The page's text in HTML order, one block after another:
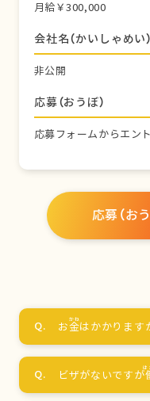
月給￥300,000
会社名（かいしゃめい）
非公開
応募（おうぼ）
応募フォームからエン
応募（お
お金はかかります
ビザがないですが